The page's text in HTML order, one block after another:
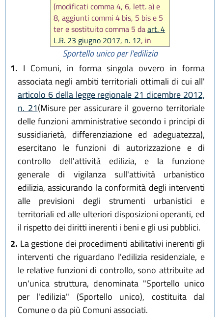
(modificati comma 4, 6, lett. a) e
8, aggiunti commi 4 bis, 5 bis e 5
ter e sostituito comma 5 daart. 4
L.R. 23 giugno 2017, n. 12, in
seguito modificato comma 4 e
sostituito comma 5 da
29 dicembre 2020, n. 14 , poi
modificato comma 5 daart. 14
L.R. 20 maggio 2021, n. 5)
Sportello unico per l'edilizia
1. I Comuni, in forma singola ovvero in forma
associata negli ambiti territoriali ottimali di cui all'
articolo 6 della legge regionale 21 dicembre 2012,
n. 21(Misure per assicurare il governo territoriale
delle funzioni amministrative secondo i principi di
sussidiarietà, differenziazione ed adeguatezza),
esercitano le funzioni di autorizzazione e di
controllo dell'attività edilizia, e la funzione
generale di vigilanza sull'attività urbanistico
edilizia, assicurando la conformità degli interventi
alle previsioni degli strumenti urbanistici e
territoriali ed alle ulteriori disposizioni operanti, ed
il rispetto dei diritti inerenti i beni e gli usi pubblici.
2. La gestione dei procedimenti abilitativi inerenti gli
interventi che riguardano l'edilizia residenziale, e
le relative funzioni di controllo, sono attribuite ad
un'unica struttura, denominata "Sportello unico
per l'edilizia" (Sportello unico), costituita dal
Comune o da più Comuni associati.